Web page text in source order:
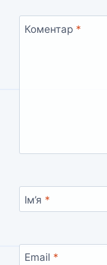
Коментар *
Ім’я *
Email *